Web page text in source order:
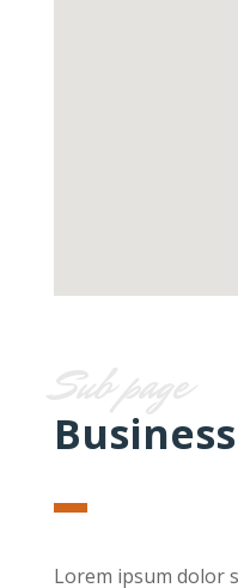
Sub page
Business
Lorem ipsum dolor